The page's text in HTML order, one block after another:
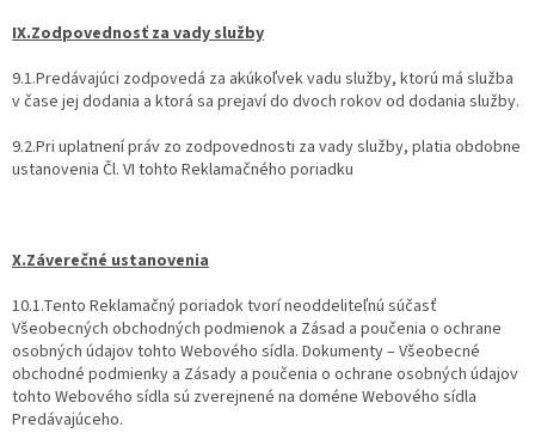
IX.Zodpovednosť za vady služby
9.1.Predávajúci zodpovedá za akúkoľvek vadu služby, ktorú má služba
v čase jej dodania a ktorá sa prejaví do dvoch rokov od dodania služby.
9.2.Pri uplatnení práv zo zodpovednosti za vady služby, platia obdobne
ustanovenia Čl. VI tohto Reklamačného poriadku
X.Záverečné ustanovenia
10.1.Tento Reklamačný poriadok tvorí neoddeliteľnú súčasť
Všeobecných obchodných podmienok a Zásad a poučenia o ochrane
osobných údajov tohto Webového sídla. Dokumenty – Všeobecné
obchodné podmienky a Zásady a poučenia o ochrane osobných údajov
tohto Webového sídla sú zverejnené na doméne Webového sídla
Predávajúceho.